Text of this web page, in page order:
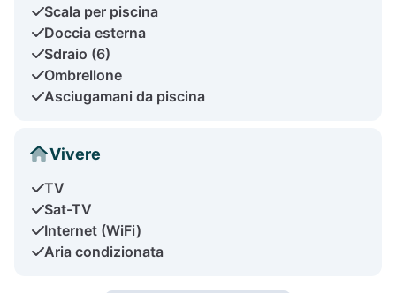
Scala per piscina
Doccia esterna
Sdraio (6)
Ombrellone
Asciugamani da piscina
Vivere
TV
Sat-TV
Internet (WiFi)
Aria condizionata